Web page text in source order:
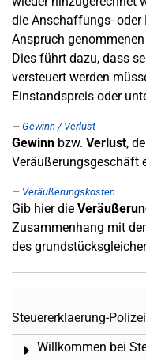
die Anschaffungs- oder
Anspruch
Dies führt dazu, dass
versteuert werden
Einstandspreis oder
Gewinn / Verlust
Gewinn bzw. Verlust,
Veräußerungsgeschäft
Veräußerungskosten
Gib hier die
Zusammenhang mit
des
Steuererklaerung-
Willkommen bei
Toggle menu